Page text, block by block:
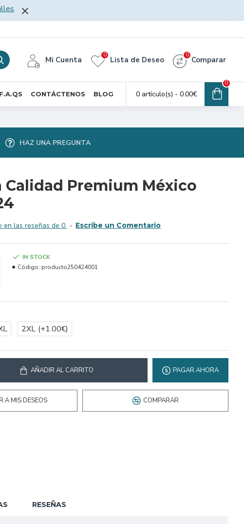
Mi Cuenta Lista de Deseo
0
Comparar
0
F.A.QS CONTÁCTENOS BLOG 0 artículo(s) - 0.00€
0
HAZ UNA PREGUNTA
Calidad Premium México
en las reseñas de 0. - Escribe un Comentario
IN STOCK
Código: producto250424001
2XL (+1.00€)
AÑADIR AL CARRITO PAGAR AHORA
A MIS DESEOS COMPARAR
RESEÑAS